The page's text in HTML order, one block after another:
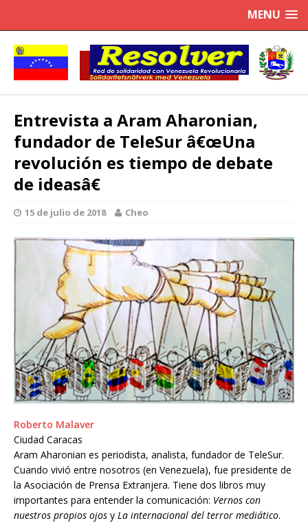
MENU
Entrevista a Aram Aharonian,
fundador de TeleSur â€œUna
revolución es tiempo de debate
de ideasâ€
15 de julio de 2018 Cheo
Roberto Malaver
Ciudad Caracas
Aram Aharonian es periodista, analista, fundador de TeleSur.
Cuando vivió entre nosotros (en Venezuela), fue presidente de
la Asociación de Prensa Extranjera. Tiene dos libros muy
importantes para entender la comunicación: Vernos con
nuestros propios ojos y La internacional del terror mediático.